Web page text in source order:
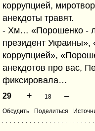
коррупцией,
анекдоты травят.
- Хм… «Порошенко -
президент
коррупцией»,
анекдотов про вас,
фиксировала…
29 + 18 –
Обсудить Поделиться